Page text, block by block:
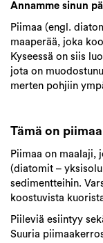
Annamme sinun
Piimaa (engl.
maaperää, joka
Kyseessä on siis
jota on
merten pohjiin
Tämä on piimaa
Piimaa on maalaji,
(diatomit –
sedimentteihin.
koostuvista
Piileviä esiintyy
Suuria